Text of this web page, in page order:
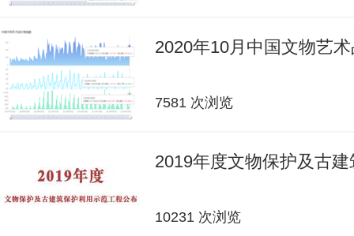
2020年10月中国文物艺
7581 次浏览
2019年度文物保护及古
10231 次浏览